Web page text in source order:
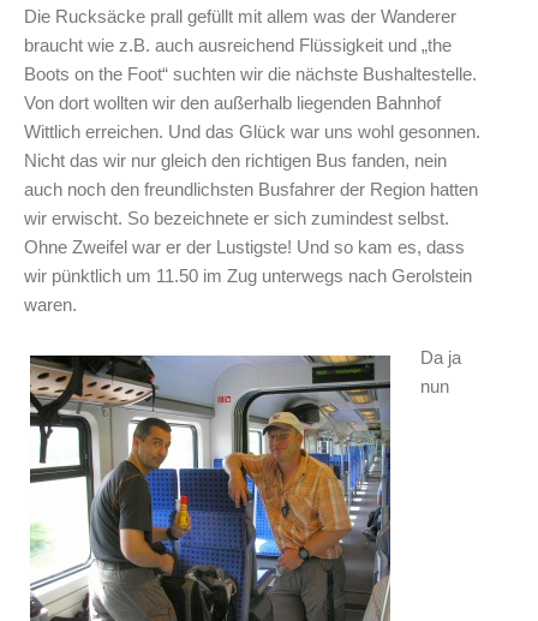
Die Rucksäcke prall gefüllt mit allem was der Wanderer
braucht wie z.B. auch ausreichend Flüssigkeit und „the
Boots on the Foot“ suchten wir die nächste Bushaltestelle.
Von dort wollten wir den außerhalb liegenden Bahnhof
Wittlich erreichen. Und das Glück war uns wohl gesonnen.
Nicht das wir nur gleich den richtigen Bus fanden, nein
auch noch den freundlichsten Busfahrer der Region hatten
wir erwischt. So bezeichnete er sich zumindest selbst.
Ohne Zweifel war er der Lustigste! Und so kam es, dass
wir pünktlich um 11.50 im Zug unterwegs nach Gerolstein
waren.
Da ja
nun